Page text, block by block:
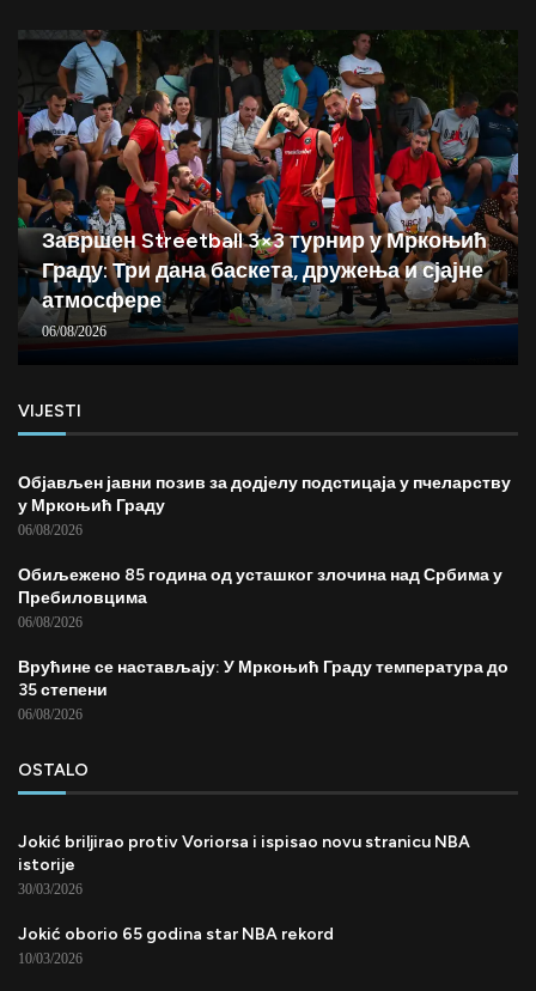
Завршен Streetball 3×3 турнир у Мркоњић
Граду: Три дана баскета, дружења и сјајне
атмосфере
06/08/2026
VIJESTI
Објављен јавни позив за додјелу подстицаја у пчеларству
у Мркоњић Граду
06/08/2026
Обиљежено 85 година од усташког злочина над Србима у
Пребиловцима
06/08/2026
Врућине се настављају: У Мркоњић Граду температура до
35 степени
06/08/2026
OSTALO
Jokić briljirao protiv Voriorsa i ispisao novu stranicu NBA
istorije
30/03/2026
Jokić oborio 65 godina star NBA rekord
10/03/2026